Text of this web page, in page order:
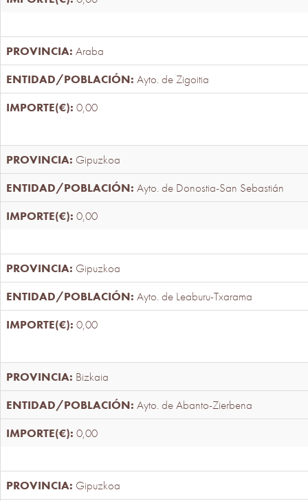
Araba
Ayto. de Zigoitia
0,00
Gipuzkoa
Ayto. de Donostia-San Sebastián
0,00
Gipuzkoa
Ayto. de Leaburu-Txarama
0,00
Bizkaia
Ayto. de Abanto-Zierbena
0,00
Gipuzkoa